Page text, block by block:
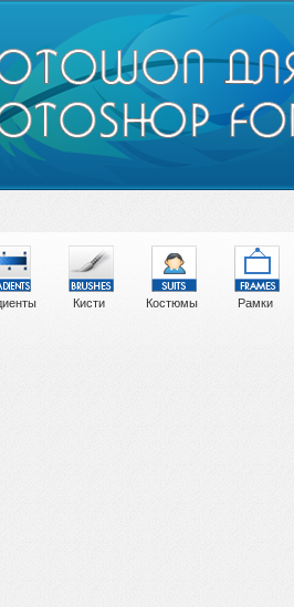
Кисти Костюмы Рамки